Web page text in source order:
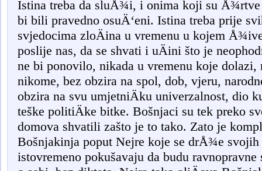
Istina treba da sluÅ¾i, i onima koji su Å¾rtve
bi bili pravedno osuÄ‘eni. Istina treba prije
svjedocima zloÄina u vremenu u kojem
poslije nas, da se shvati i uÄini što je
ne bi ponovilo, nikada u vremenu koje
nikome, bez obzira na spol, dob, vjeru,
obzira na svu umjetniÄku univerzalnost, dio
teške politiÄke bitke. Bošnjaci su tek preko
domova shvatili zašto je to tako. Zato je
Bošnjakinja poput Nejre koje se drÅ¾e
istovremeno pokušavaju da budu